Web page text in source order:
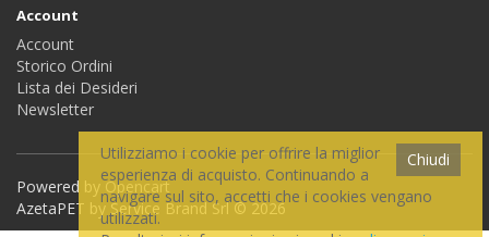
Account
Account
Storico Ordini
Lista dei Desideri
Newsletter
Powered byOpencart
AzetaPET by Service Brand Srl © 2026
Chiudi
Utilizziamo i cookie per offrire la miglior
esperienza di acquisto. Continuando a
navigare sul sito, accetti che i cookies vengano
utilizzati.